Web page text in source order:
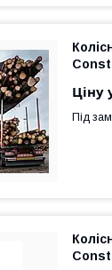
Ціну
Під